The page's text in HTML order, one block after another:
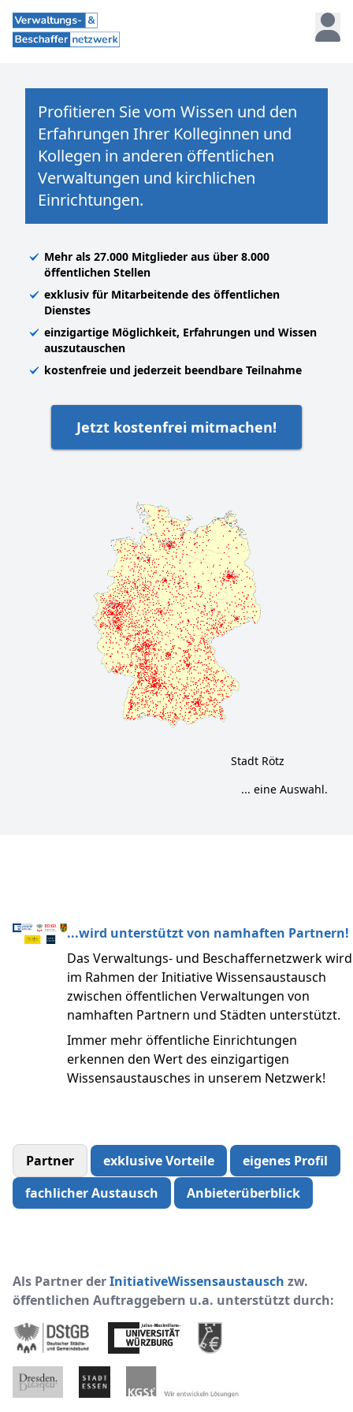
Profitieren Sie vom Wissen und den
Erfahrungen Ihrer Kolleginnen und
Kollegen in anderen öffentlichen
Verwaltungen und kirchlichen
Einrichtungen.
Mehr als 27.000 Mitglieder aus über 8.000
öffentlichen Stellen
exklusiv für Mitarbeitende des öffentlichen
Dienstes
einzigartige Möglichkeit, Erfahrungen und Wissen
auszutauschen
kostenfreie und jederzeit beendbare Teilnahme
Jetzt kostenfrei mitmachen!
Stadt Rötz
... eine Auswahl.
...wird unterstützt von namhaften Partnern!
Das Verwaltungs- und Beschaffernetzwerk wird
im Rahmen der Initiative Wissensaustausch
zwischen öffentlichen Verwaltungen von
namhaften Partnern und Städten unterstützt.
Immer mehr öffentliche Einrichtungen
erkennen den Wert des einzigartigen
Wissensaustausches in unserem Netzwerk!
Partner exklusive Vorteile
eigenes Profil
fachlicher Austausch
Anbieterüberblick
Als Partner derInitiativeWissensaustausch zw.
öffentlichen Auftraggebern u.a. unterstützt durch: